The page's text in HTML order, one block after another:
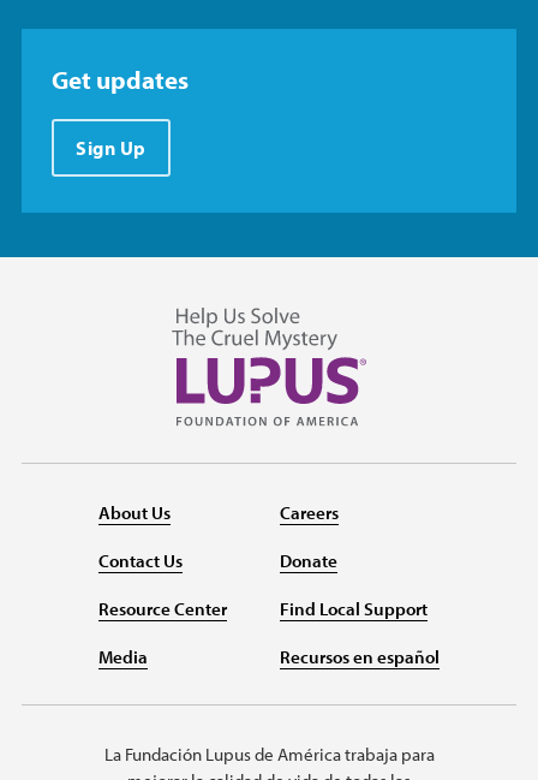
Get updates
Sign Up
About Us
Contact Us
Resource Center
Media
Careers
Donate
Find Local Support
Recursos en español
La Fundación Lupus de América trabaja para